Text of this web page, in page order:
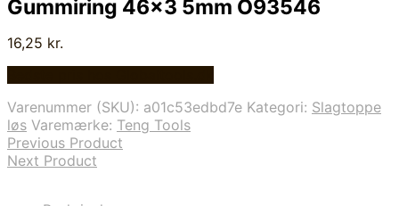
Gummiring 46×3 5mm O93546
16,25 kr.
Varenummer (SKU): a01c53edbd7e Kategori: Slagtoppe
løs Varemærke: Teng Tools
Previous Product
Next Product